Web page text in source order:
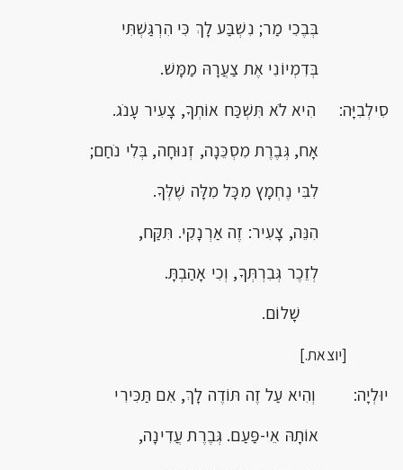
בְּבֶכִי מַר; נִשְׁבַּע לָךְ כִּי הִרְגַּשְׁתִּי
בְּדִמְיוֹנִי אֶת צַעֲרָהּ מַמָּשׁ.
סִילְבִיָּה: הִיא לֹא תִּשְׁכַּח אוֹתְךָ, צָעִיר עָנֹג.
אָח, גְּבֶרֶת מִסְכֵּנָה, זְנוּחָה, בְּלִי נֹחַם;
לִבִּי נֶחְמָץ מִכָּל מִלָּה שֶׁלְּךָ.
הִנֵּה, צָעִיר: זֶה אַרְנָקִי. תִּקַּח,
לְזֵכֶר גְּבִרְתְּךָ, וְכִי אָהַבְתָּ.
שָׁלוֹם.
[יוצאת.]
יוּלְיָה: וְהִיא עַל זֶה תּוֹדֶה לָךְ, אִם תַּכִּירִי
אוֹתָהּ אֵי-פַּעַם. גְּבֶרֶת עֲדִינָה,